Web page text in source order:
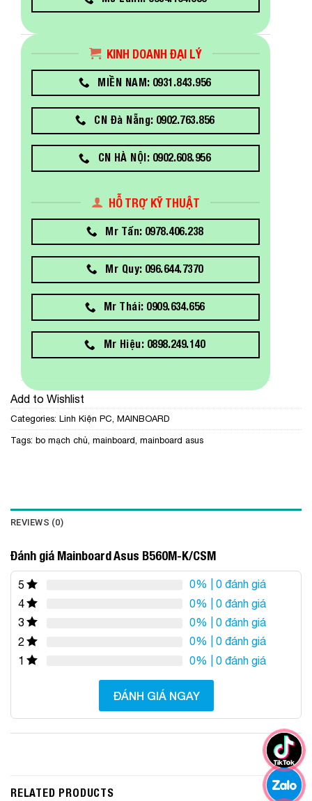
KINH DOANH ĐẠI LÝ
MIỀN NAM: 0931.843.956
CN Đà Nẵng: 0902.763.856
CN HÀ NỘI: 0902.608.956
HỖ TRỢ KỸ THUẬT
Mr Tấn: 0978.406.238
Mr Quy: 096.644.7370
Mr Thái: 0909.634.656
Mr Hiệu: 0898.249.140
Add to Wishlist
Categories: Linh Kiện PC MAINBOARD
Tags: bo mạch chủ mainboard mainboard asus
REVIEWS (0)
Đánh giá Mainboard Asus B560M-K/CSM
5 0% | 0 đánh giá
4
0% | 0 đánh giá
3
0% | 0 đánh giá
2
0% | 0 đánh giá
1
0% | 0 đánh giá
ĐÁNH GIÁ NGAY
RELATED PRODUCTS